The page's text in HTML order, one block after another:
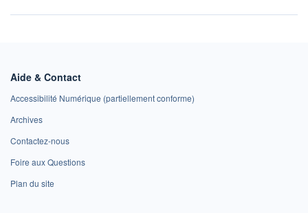
Aide & Contact
Accessibilité Numérique (partiellement conforme)
Archives
Contactez-nous
Foire aux Questions
Plan du site